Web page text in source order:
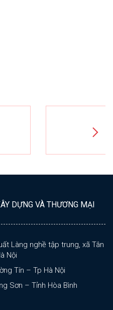
DỰNG VÀ THƯƠNG MẠI
Làng nghề tập trung, xã Tân
Nội
Tín – Tp Hà Nội
Sơn – Tỉnh Hòa Bình